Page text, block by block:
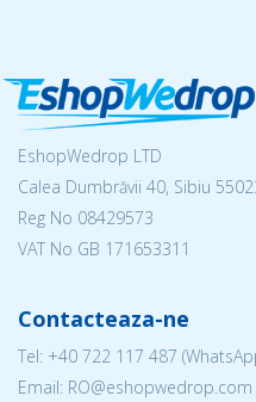
EshopWedrop LTD
Calea Dumbrăvii 40, Sibiu
Reg No 08429573
VAT No GB 171653311
Contacteaza-ne
Tel: +40 722 117 487
Email: RO@eshopwedrop.com